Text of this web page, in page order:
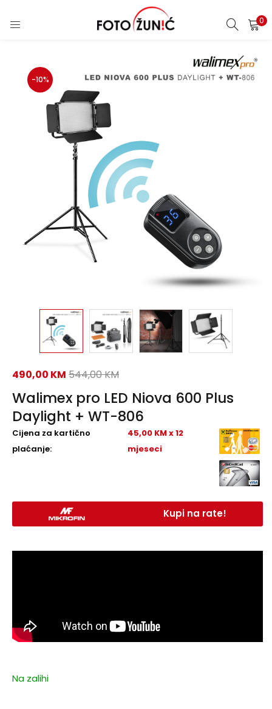
0
-10%
Walimex pro LED Niova 600 Plus
Daylight + WT-806
490,00 KM 544,00KM
Cijena za kartično
plaćanje:
45,00 KM x 12
mjeseci
Kupi na rate!
Na zalihi